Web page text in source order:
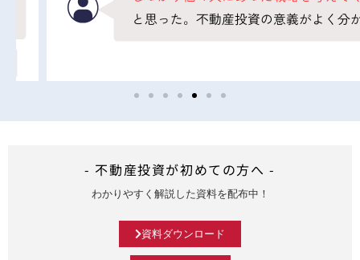
- 不動産投資が初めての方へ -
わかりやすく解説した資料を配布中！
資料ダウンロード